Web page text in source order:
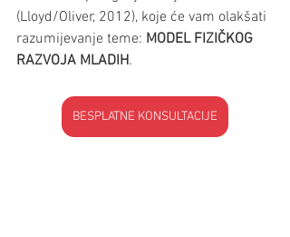
(Lloyd/Oliver, 2012), koje će vam olakšati
razumijevanje teme: MODEL FIZIČKOG
RAZVOJA MLADIH.
BESPLATNE KONSULTACIJE